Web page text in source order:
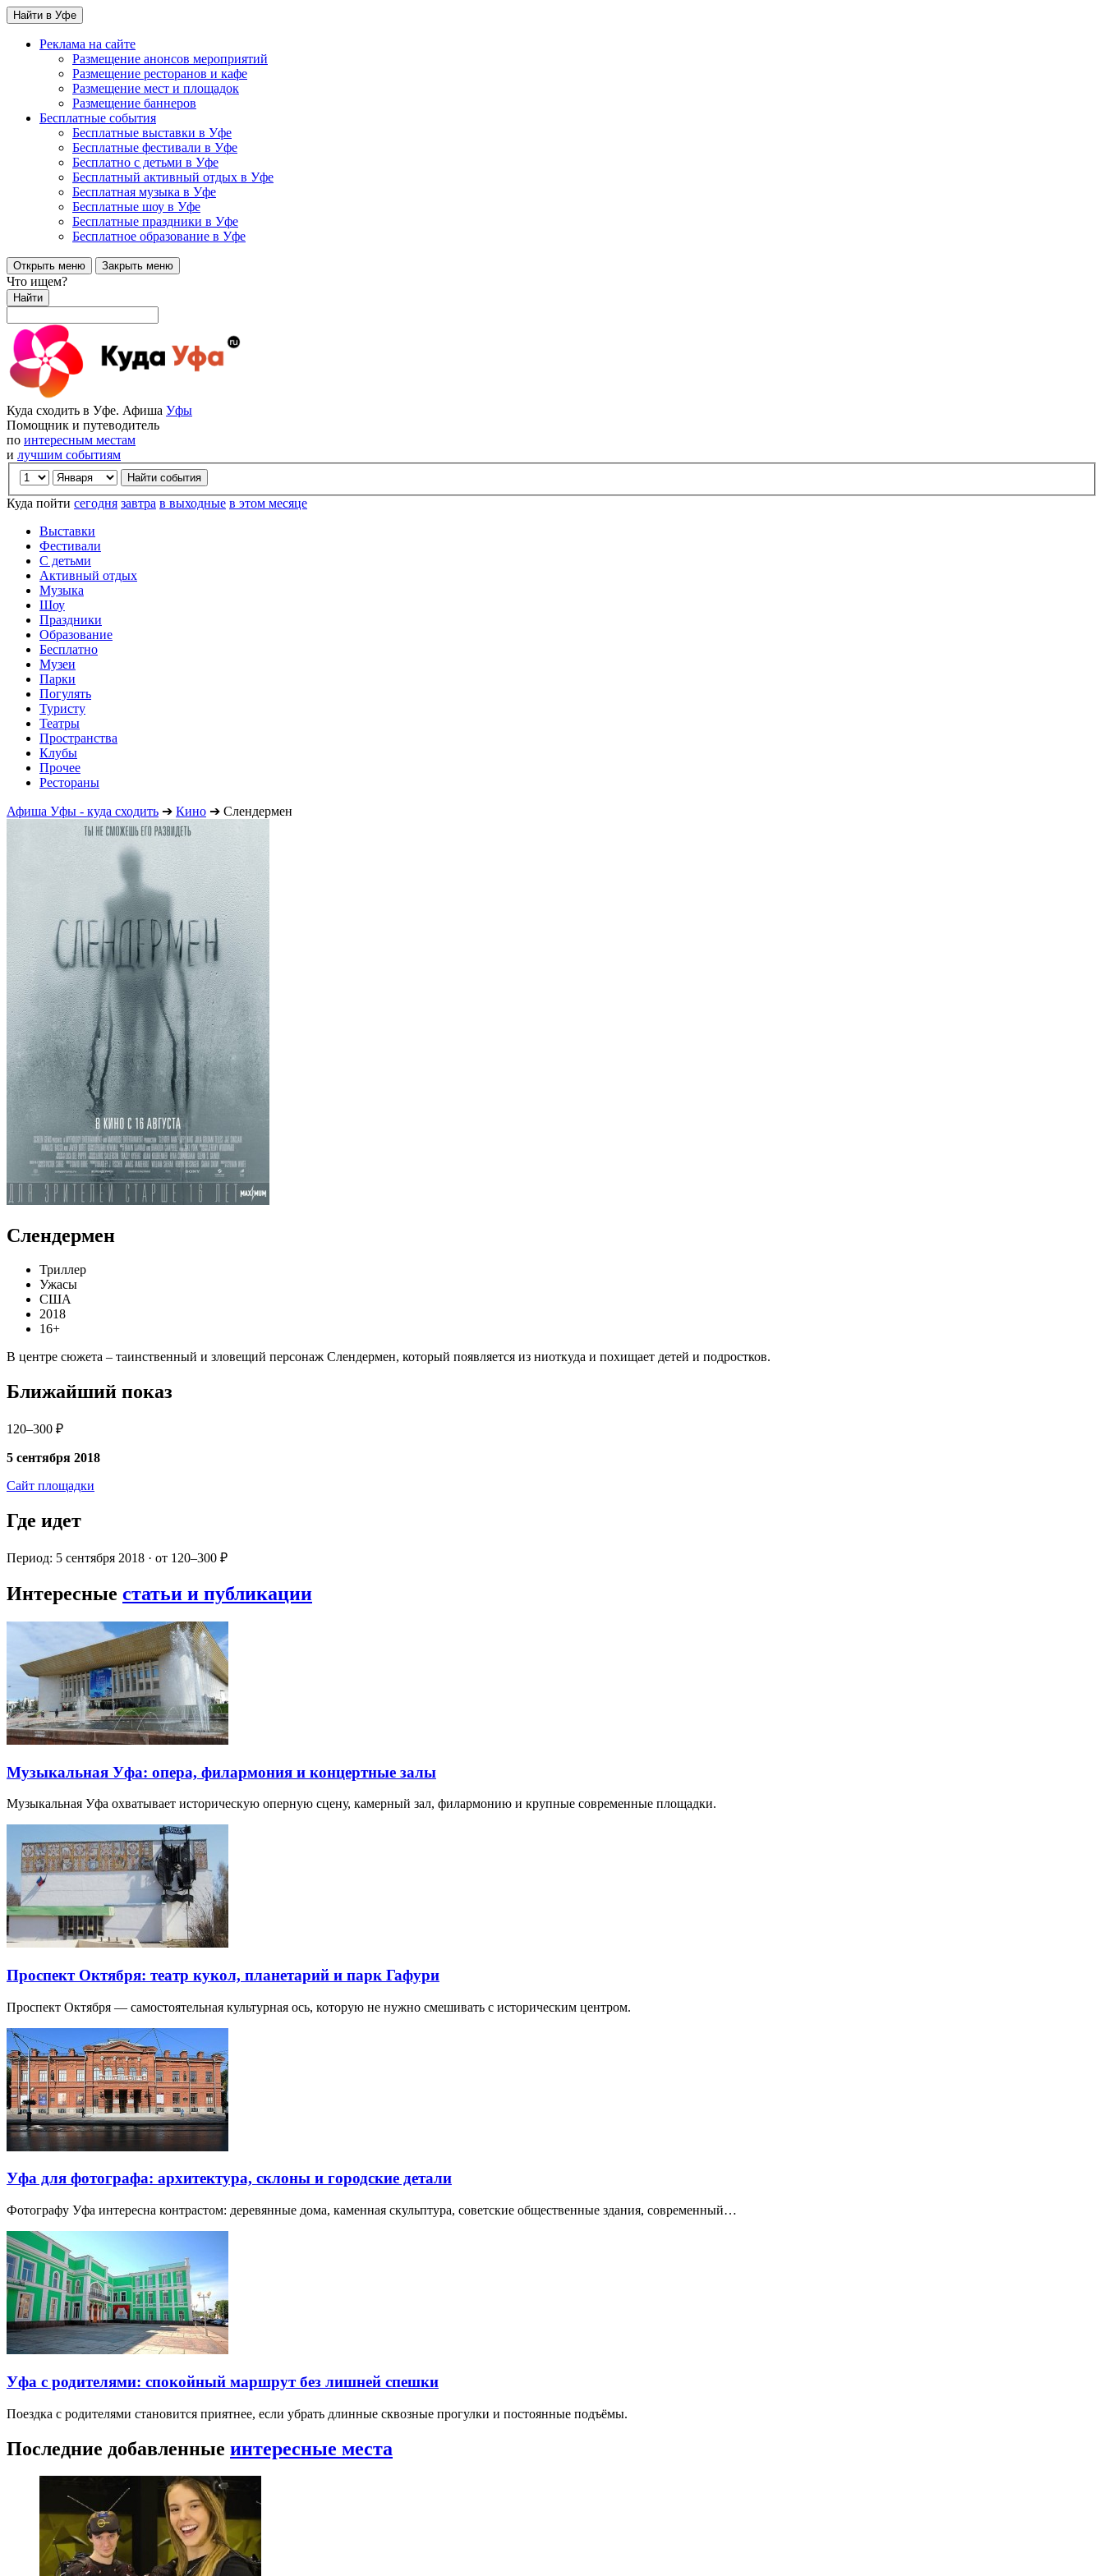
Найти в Уфе
Реклама на сайте
Размещение анонсов мероприятий
Размещение ресторанов и кафе
Размещение мест и площадок
Размещение баннеров
Бесплатные события
Бесплатные выставки в Уфе
Бесплатные фестивали в Уфе
Бесплатно с детьми в Уфе
Бесплатный активный отдых в Уфе
Бесплатная музыка в Уфе
Бесплатные шоу в Уфе
Бесплатные праздники в Уфе
Бесплатное образование в Уфе
Открыть меню Закрыть меню
Что ищем?
Найти
Куда сходить в Уфе. Афиша Уфы
Помощник и путеводитель
по интересным местам
и лучшим событиям
Куда пойти сегодня завтра в выходные в этом месяце
Выставки
Фестивали
С детьми
Активный отдых
Музыка
Шоу
Праздники
Образование
Бесплатно
Музеи
Парки
Погулять
Туристу
Театры
Пространства
Клубы
Прочее
Рестораны
Афиша Уфы - куда сходить ➔ Кино ➔ Слендермен
Слендермен
Триллер
Ужасы
США
2018
16+
В центре сюжета – таинственный и зловещий персонаж Слендермен, который появляется из ниоткуда и похищает детей и подростков.
Ближайший показ
120–300 ₽
5 сентября 2018
Сайт площадки
Где идет
Период: 5 сентября 2018 · от 120–300 ₽
Интересные статьи и публикации
Музыкальная Уфа: опера, филармония и концертные залы
Музыкальная Уфа охватывает историческую оперную сцену, камерный зал, филармонию и крупные современные площадки.
Проспект Октября: театр кукол, планетарий и парк Гафури
Проспект Октября — самостоятельная культурная ось, которую не нужно смешивать с историческим центром.
Уфа для фотографа: архитектура, склоны и городские детали
Фотографу Уфа интересна контрастом: деревянные дома, каменная скульптура, советские общественные здания, современный…
Уфа с родителями: спокойный маршрут без лишней спешки
Поездка с родителями становится приятнее, если убрать длинные сквозные прогулки и постоянные подъёмы.
Последние добавленные интересные места